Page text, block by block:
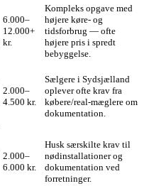
6.000–
12.000+
kr.
Kompleks opgave med
højere køre- og
tidsforbrug — ofte
højere pris i spredt
bebyggelse.
2.000–
4.500 kr.
Sælgere i Sydsjælland
oplever ofte krav fra
købere/real-mæglere om
dokumentation.
2.000–
6.000 kr.
Husk særskilte krav til
nødinstallationer og
dokumentation ved
forretninger.